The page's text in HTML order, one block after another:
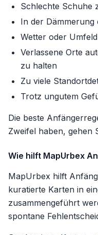
Schlechte Schuhe
In der
Wetter oder
Verlassene Orte
zu halten
Zu viele
Trotz ungutem
Die beste
Zweifel haben, gehen
Wie hilft MapUrbex
MapUrbex hilft
kuratierte Karten in
zusammengeführt
spontane